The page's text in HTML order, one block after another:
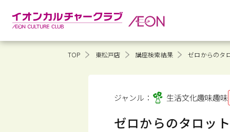
TOP 東松戸店 講座検索結果 ゼロからのタ
ジャンル： 生活文化趣味趣味
ゼロからのタロッ